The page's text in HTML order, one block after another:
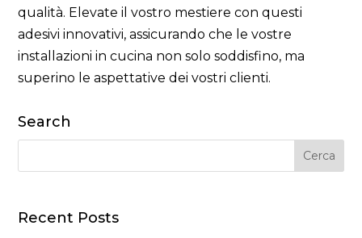
qualità. Elevate il vostro mestiere con questi
adesivi innovativi, assicurando che le vostre
installazioni in cucina non solo soddisfino, ma
superino le aspettative dei vostri clienti.
Search
Recent Posts